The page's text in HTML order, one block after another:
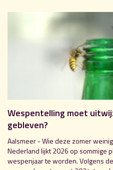
Wespentelling moet
gebleven?
Aalsmeer - Wie deze zomer
Nederland lijkt 2026 op sommige
wespenjaar te worden. Volgens